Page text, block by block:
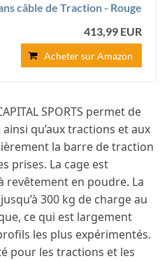
câble de Traction - Rouge
413,99 EUR
Acheter sur Amazon
SPORTS permet de
qu’aux tractions et aux
la barre de traction
prises. La cage est
revêtement en poudre. La
300 kg de charge au
ce qui est largement
les plus expérimentés.
pour les tractions et les